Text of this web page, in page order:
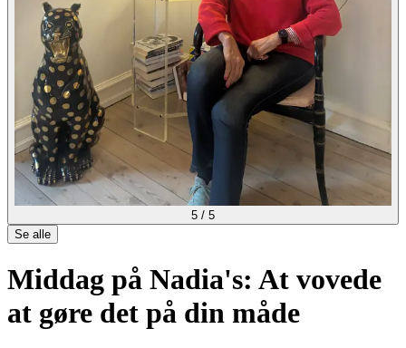
5 / 5
Se alle
Middag på Nadia's: At vovede
at gøre det på din måde